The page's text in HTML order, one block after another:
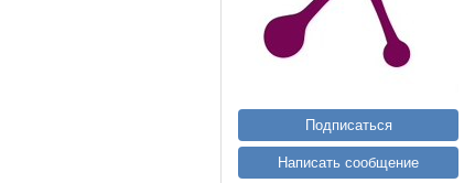
Подписаться
Написать сообщение